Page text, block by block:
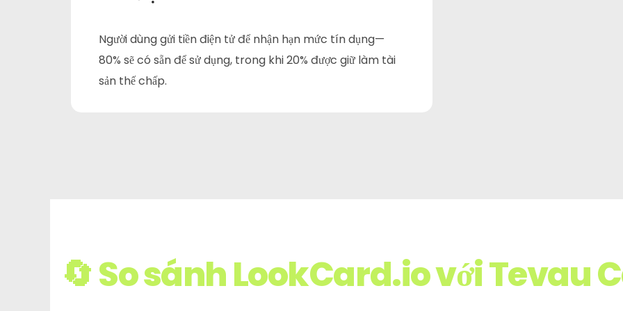
Người dùng gửi tiền điện tử để nhận hạn mức tín dụng—
80% sẽ có sẵn để sử dụng, trong khi 20% được giữ làm tài
sản thế chấp.
🔄 So sánh LookCard.io với Tevau